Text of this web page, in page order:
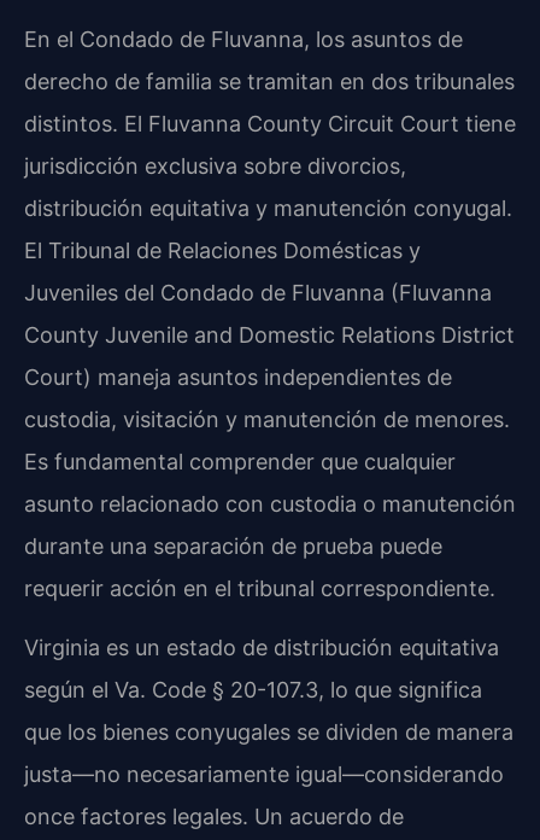
En el Condado de Fluvanna, los asuntos de
derecho de familia se tramitan en dos tribunales
distintos. El Fluvanna County Circuit Court tiene
jurisdicción exclusiva sobre divorcios,
distribución equitativa y manutención conyugal.
El Tribunal de Relaciones Domésticas y
Juveniles del Condado de Fluvanna (Fluvanna
County Juvenile and Domestic Relations District
Court) maneja asuntos independientes de
custodia, visitación y manutención de menores.
Es fundamental comprender que cualquier
asunto relacionado con custodia o manutención
durante una separación de prueba puede
requerir acción en el tribunal correspondiente.
Virginia es un estado de distribución equitativa
según el Va. Code § 20-107.3, lo que significa
que los bienes conyugales se dividen de manera
justa—no necesariamente igual—considerando
once factores legales. Un acuerdo de